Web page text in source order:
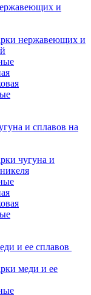
и
нержавеющих и
и сплавов на
чугуна и
и ее сплавов
меди и ее